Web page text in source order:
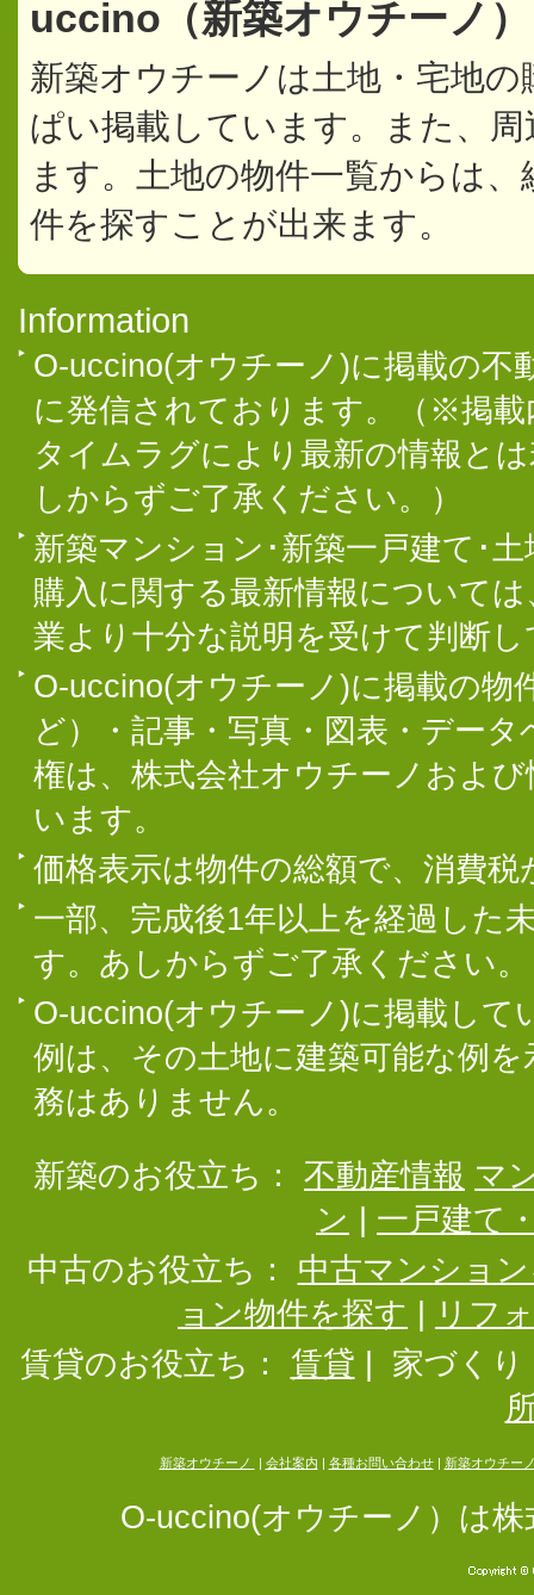
uccino（新築オウチーノ
新築オウチーノは土地・宅地
ぱい掲載しています。また、
ます。土地の物件一覧からは
件を探すことが出来ます。
Information
O-uccino(オウチーノ)に掲載の不
に発信されております。（※掲
タイムラグにより最新の情報と
しからずご了承ください。）
新築マンション･新築一戸建て･
購入に関する最新情報について
業より十分な説明を受けて判断
O-uccino(オウチーノ)に掲載の物
ど）・記事・写真・図表・デー
権は、株式会社オウチーノおよ
います。
価格表示は物件の総額で、消費
一部、完成後1年以上を経過した
す。あしからずご了承ください。
O-uccino(オウチーノ)に掲載して
例は、その土地に建築可能な例
務はありません。
新築のお役立ち： 不動産情報 マ
ン
一戸建て
中古のお役立ち：
中古マンショ
ョン物件を探す
リフ
賃貸のお役立ち：
賃貸
家づくり
新築オウチーノ 会社案内 各種お問い合わせ| 新築オウチー
O-uccino(オウチーノ）は